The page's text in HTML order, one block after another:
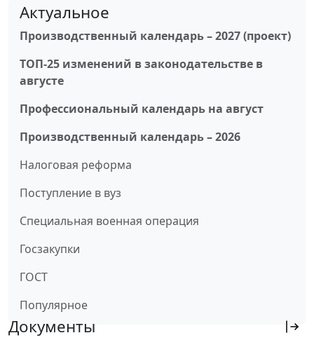
Актуальное
Производственный календарь – 2027 (проект)
ТОП-25 изменений в законодательстве в
августе
Профессиональный календарь на август
Производственный календарь – 2026
Налоговая реформа
Поступление в вуз
Специальная военная операция
Госзакупки
ГОСТ
Популярное
Документы